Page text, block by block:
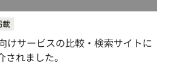
載
けサービスの比較・検索サイトに
されました。